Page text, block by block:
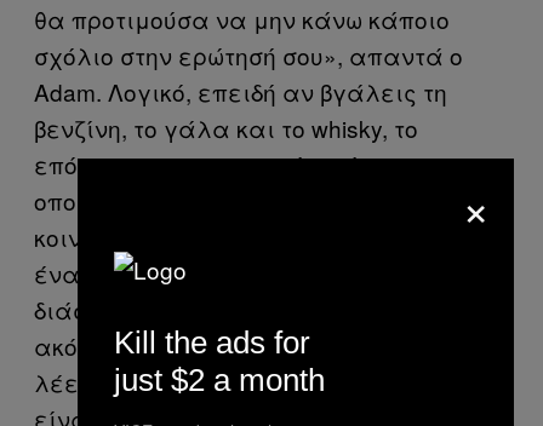
θα προτιμούσα να μην κάνω κάποιο
σχόλιο στην ερώτησή σου», απαντά ο
Adam. Λογικό, επειδή αν βγάλεις τη
βενζίνη, το γάλα και το whisky, το
επόμενο πιο σημαντικό πράγμα στο
οποίο βασίζονται οι επαρχιακές
κοινότητες είναι το κουτσομπολιό. «Σε
ένα χωριό, δεν απαιτεί μεγάλο χρονικό
διάστημα για να μάθουν ποιος είσαι,
ακόμα και εάν εσύ δεν τους γνωρίζεις»,
λέει ο Adam. «Αλλά οι άνθρωποι εδώ
είναι πραγματικά, πραγματικά
×
Kill the ads for
just $2 a month